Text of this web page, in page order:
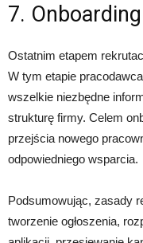
7. Onboarding
Ostatnim etapem
W tym etapie
wszelkie niezbędne
strukturę firmy. Celem
przejścia nowego
odpowiedniego wsparcia.
Podsumowując, zasady
tworzenie ogłoszenia,